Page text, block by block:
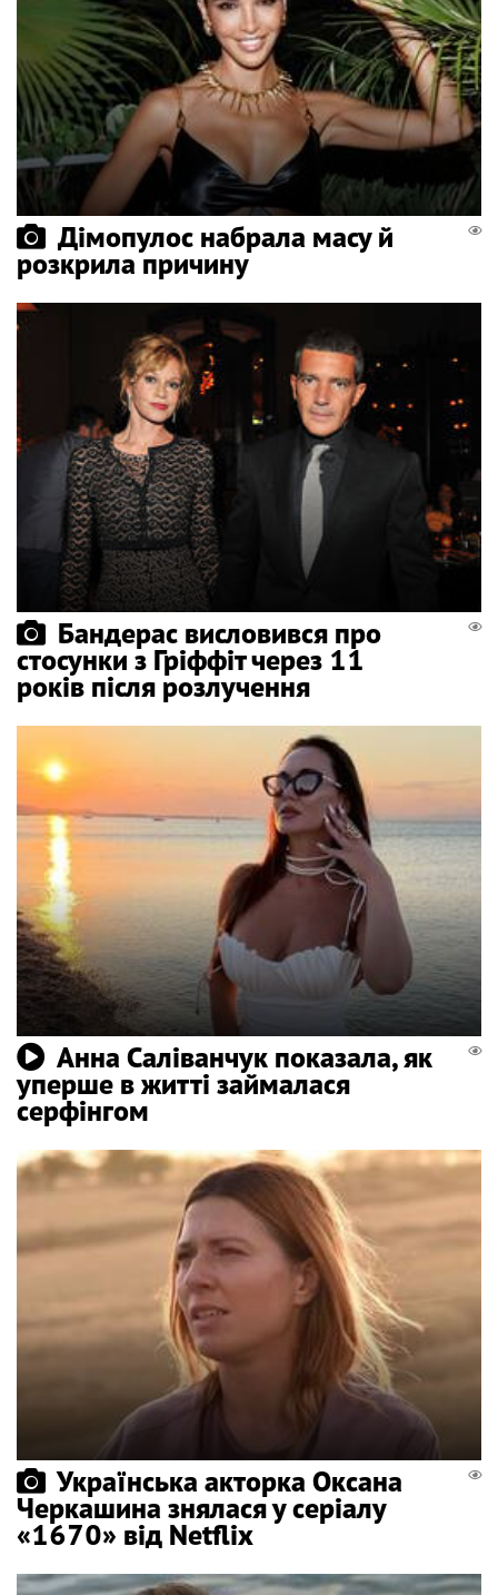
Дімопулос набрала масу й
розкрила причину
Бандерас висловився про
стосунки з Гріффіт через 11
років після розлучення
Анна Саліванчук показала, як
уперше в житті займалася
серфінгом
Українська акторка Оксана
Черкашина знялася у серіалу
«1670» від Netflix